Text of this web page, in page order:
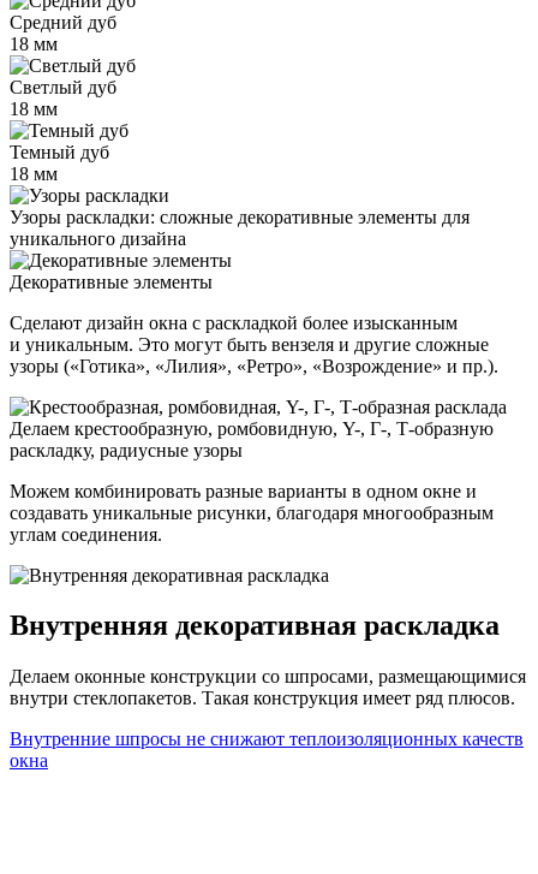
Средний дуб
18 мм
Светлый дуб
18 мм
Темный дуб
18 мм
Узоры раскладки: сложные декоративные элементы для
уникального дизайна
Декоративные элементы
Сделают дизайн окна с раскладкой более изысканным
и уникальным. Это могут быть вензеля и другие сложные
узоры («Готика», «Лилия», «Ретро», «Возрождение» и пр.).
Делаем крестообразную, ромбовидную, Y-, Г-, Т-образную
раскладку, радиусные узоры
Можем комбинировать разные варианты в одном окне и
создавать уникальные рисунки, благодаря многообразным
углам соединения.
Внутренняя декоративная раскладка
Делаем оконные конструкции со шпросами, размещающимися
внутри стеклопакетов. Такая конструкция имеет ряд плюсов.
Внутренние шпросы не снижают теплоизоляционных качеств
окна